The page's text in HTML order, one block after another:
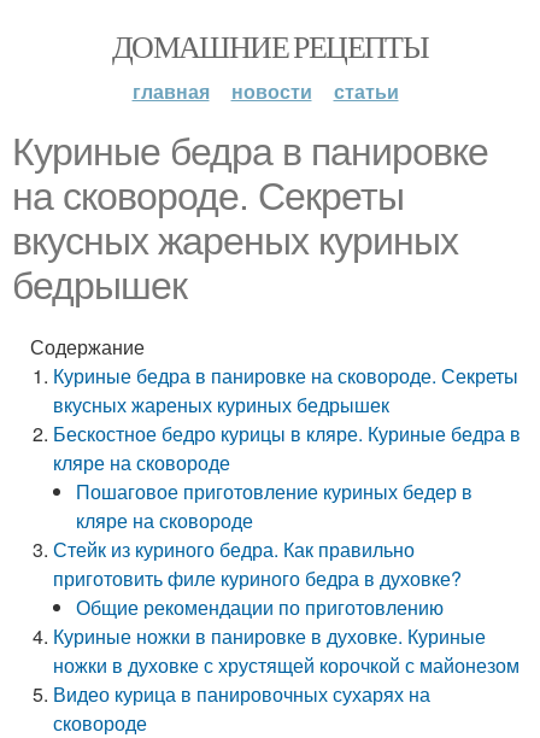
ДОМАШНИЕ РЕЦЕПТЫ
главная новости статьи
Куриные бедра в панировке
на сковороде. Секреты
вкусных жареных куриных
бедрышек
Содержание
Куриные бедра в панировке на сковороде. Секреты
вкусных жареных куриных бедрышек
Бескостное бедро курицы в кляре. Куриные бедра в
кляре на сковороде
Пошаговое приготовление куриных бедер в
кляре на сковороде
Стейк из куриного бедра. Как правильно
приготовить филе куриного бедра в духовке?
Общие рекомендации по приготовлению
Куриные ножки в панировке в духовке. Куриные
ножки в духовке с хрустящей корочкой с майонезом
Видео курица в панировочных сухарях на
сковороде